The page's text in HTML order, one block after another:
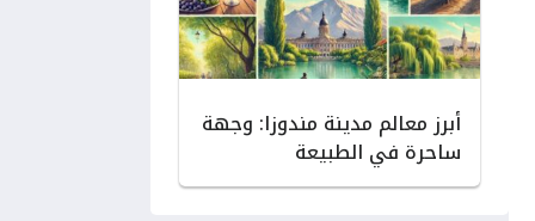
أبرز معالم مدينة مندوزا: وجهة
ساحرة في الطبيعة